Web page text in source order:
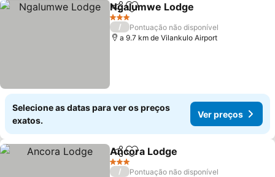
PartilharAdicionar aos favoritos
Ngalumwe Lodge
3 Estrelas
/
Pontuação não disponível
a 9.7 km de Vilankulo Airport
Selecione as datas para ver os preços
exatos.
Ver preços
PartilharAdicionar aos favoritos
Ancora Lodge
3 Estrelas
/
Pontuação não disponível